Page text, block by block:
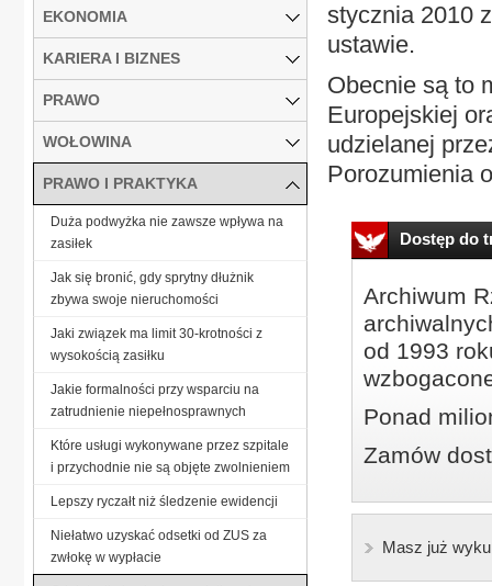
stycznia 2010
ustawie.
Obecnie są to
Europejskiej
udzielanej
Porozumienia
Dostęp do
Archiwum
od 1993
Ponad
Zamów
Masz już
EKONOMIA
KARIERA I BIZNES
PRAWO
WOŁOWINA
PRAWO I PRAKTYKA
Duża podwyżka nie zawsze wpływa na
zasiłek
Jak się bronić, gdy sprytny dłużnik
zbywa swoje nieruchomości
Jaki związek ma limit 30-krotności z
wysokością zasiłku
Jakie formalności przy wsparciu na
zatrudnienie niepełnosprawnych
Które usługi wykonywane przez szpitale
i przychodnie nie są objęte zwolnieniem
Lepszy ryczałt niż śledzenie ewidencji
Niełatwo uzyskać odsetki od ZUS za
zwłokę w wypłacie